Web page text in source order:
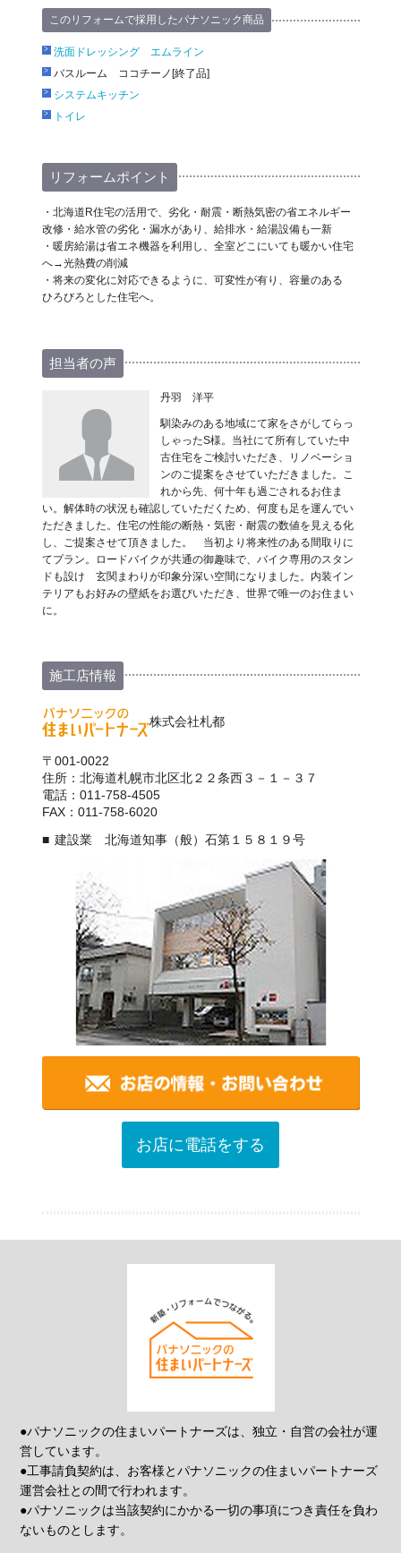
このリフォームで採用したパナソニック商品
洗面ドレッシング エムライン
バスルーム ココチーノ[終了品]
システムキッチン
トイレ
リフォームポイント
・北海道R住宅の活用で、劣化・耐震・断熱気密の省エネルギー
改修・給水管の劣化・漏水があり、給排水・給湯設備も一新
・暖房給湯は省エネ機器を利用し、全室どこにいても暖かい住宅
へ→光熱費の削減
・将来の変化に対応できるように、可変性が有り、容量のある
ひろびろとした住宅へ。
担当者の声
丹羽 洋平
馴染みのある地域にて家をさがしてらっ
しゃったS様。当社にて所有していた中
古住宅をご検討いただき、リノベーショ
ンのご提案をさせていただきました。こ
れから先、何十年も過ごされるお住ま
い。解体時の状況も確認していただくため、何度も足を運んでい
ただきました。住宅の性能の断熱・気密・耐震の数値を見える化
し、ご提案させて頂きました。 当初より将来性のある間取りに
てプラン。ロードバイクが共通の御趣味で、バイク専用のスタン
ドも設け 玄関まわりが印象分深い空間になりました。内装イン
テリアもお好みの壁紙をお選びいただき、世界で唯一のお住まい
に。
施工店情報
株式会社札都
〒001-0022
住所：北海道札幌市北区北２２条西３－１－３７
電話：011-758-4505
FAX：011-758-6020
建設業 北海道知事（般）石第１５８１９号
お店に電話をする
●パナソニックの住まいパートナーズは、独立・自営の会社が運
営しています。
●工事請負契約は、お客様とパナソニックの住まいパートナーズ
運営会社との間で行われます。
●パナソニックは当該契約にかかる一切の事項につき責任を負わ
ないものとします。